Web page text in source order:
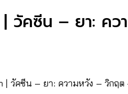
วัคซีน – ยา: ค
| วัคซีน – ยา: ความหวัง – วิกฤต